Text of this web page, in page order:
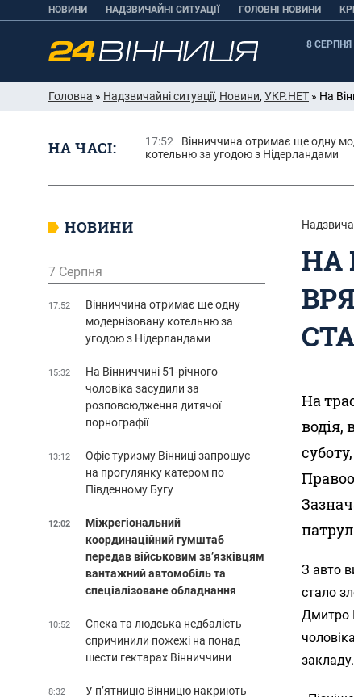
НОВИНИ НАДЗВИЧАЙНІ СИТУАЦІЇ ГОЛОВНІ НОВИНИ
8 СЕРПНЯ
Головна » Надзвичайні ситуації, Новини, УКР.НЕТ » На
НА ЧАСІ: 17:52
Вінниччина отримає ще одну
котельню за угодою з Нідерландами
НА
На
водія,
З авто
стало
Дмитро
закладу.
НОВИНИ
7 Серпня
17:52
Вінниччина отримає ще одну
модернізовану котельню за
угодою з Нідерландами
15:32
На Вінниччині 51-річного
чоловіка засудили за
розповсюдження дитячої
порнографії
13:12
Офіс туризму Вінниці запрошує
на прогулянку катером по
Південному Бугу
12:02
Міжрегіональний
координаційний гумштаб
передав військовим зв’язківцям
вантажний автомобіль та
спеціалізоване обладнання
10:52
Спека та людська недбалість
спричинили пожежі на понад
шести гектарах Вінниччини
8:32
У п’ятницю Вінницю накриють